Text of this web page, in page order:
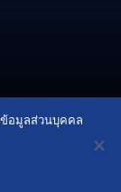
ข้อมูลส่วนบุคคล